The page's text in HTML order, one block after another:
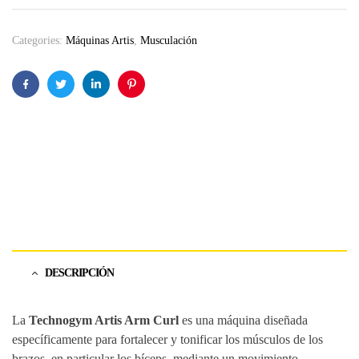
Categories: Máquinas Artis Musculación
FacebookTwitter LinkedinPinterest
DESCRIPCIÓN
La Technogym Artis Arm Curl es una máquina diseñada
específicamente para fortalecer y tonificar los músculos de los